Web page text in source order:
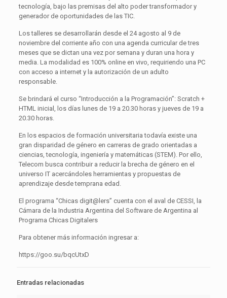
tecnología, bajo las premisas del alto poder transformador y
generador de oportunidades de las TIC.
Los talleres se desarrollarán desde el 24 agosto al 9 de
noviembre del corriente año con una agenda curricular de tres
meses que se dictan una vez por semana y duran una hora y
media. La modalidad es 100% online en vivo, requiriendo una PC
con acceso a internet y la autorización de un adulto
responsable.
Se brindará el curso “Introducción a la Programación”: Scratch +
HTML inicial, los días lunes de 19 a 20.30 horas y jueves de 19 a
20.30 horas.
En los espacios de formación universitaria todavía existe una
gran disparidad de género en carreras de grado orientadas a
ciencias, tecnología, ingeniería y matemáticas (STEM). Por ello,
Telecom busca contribuir a reducir la brecha de género en el
universo IT acercándoles herramientas y propuestas de
aprendizaje desde temprana edad.
El programa “Chicas digit@lers” cuenta con el aval de CESSI, la
Cámara de la Industria Argentina del Software de Argentina al
Programa Chicas Digitalers
Para obtener más información ingresar a:
https://goo.su/bqcUtxD
Entradas relacionadas